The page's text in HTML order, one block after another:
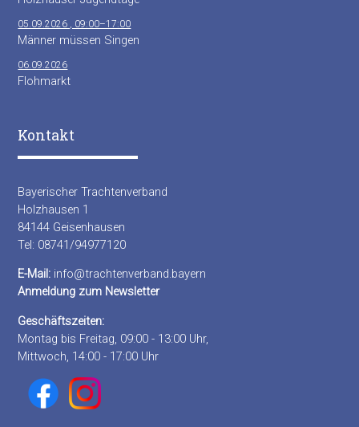
05.09.2026 , 09:00–17:00
Männer müssen Singen
06.09.2026
Flohmarkt
Kontakt
Bayerischer Trachtenverband
Holzhausen 1
84144 Geisenhausen
Tel: 08741/94977120
E-Mail: info@trachtenverband.bayern
Anmeldung zum Newsletter
Geschäftszeiten:
Montag bis Freitag, 09:00 - 13:00 Uhr,
Mittwoch, 14:00 - 17:00 Uhr